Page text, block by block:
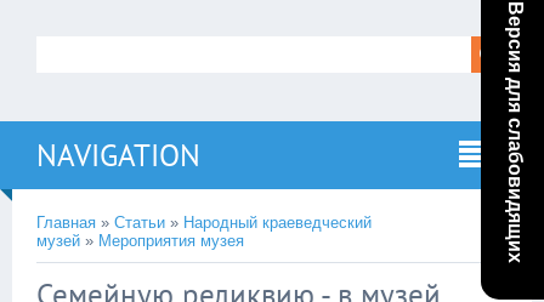
Версия для слабовидящих
NAVIGATION
Главная » Статьи » Народный краеведческий
музей » Мероприятия музея